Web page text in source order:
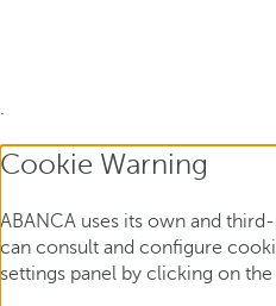
.
Cookie Warning
ABANCA uses its own and
can consult and configure
settings panel by clicking on